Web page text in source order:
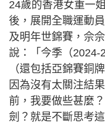
24歲的香港女重一
後，展開全職運動
及明年世錦賽，佘
說：「今季（2024-
（還包括亞錦賽銅
因為沒有太關注結
前，我要做些甚麼
劍？就是不斷思考